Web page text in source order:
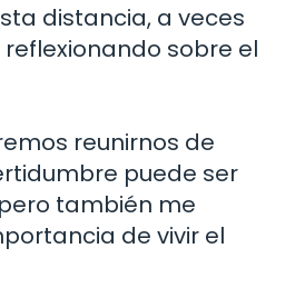
distancia, a veces
sobre el
reunirnos de
puede ser
también me
de vivir el